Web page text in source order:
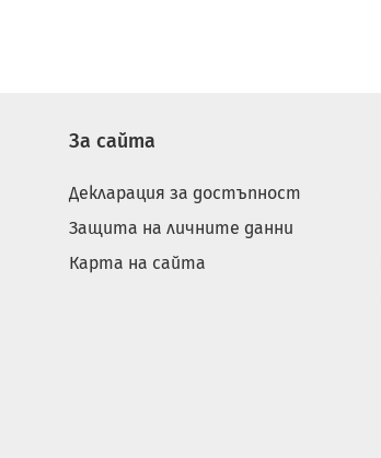
За сайта
Декларация за достъпност
Защита на личните данни
Карта на сайта